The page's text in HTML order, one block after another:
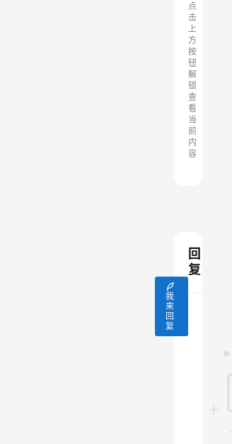
点
击
上
方
按
钮
解
锁
查
看
当
前
内
容
回
复
我
来
回
复